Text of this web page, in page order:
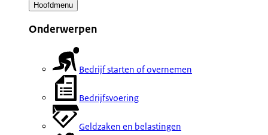
Hoofdmenu
Onderwerpen
Bedrijf starten of overnemen
Bedrijfsvoering
Geldzaken en belastingen